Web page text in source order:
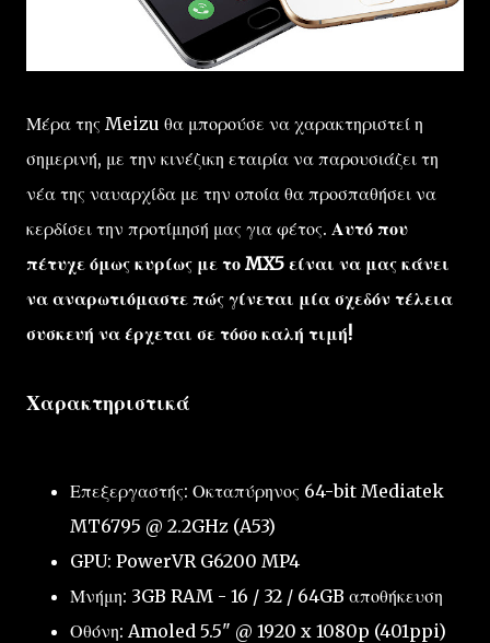
Μέρα της Meizu θα μπορούσε να χαρακτηριστεί η
σημερινή, με την κινέζικη εταιρία να παρουσιάζει τη
νέα της ναυαρχίδα με την οποία θα προσπαθήσει να
κερδίσει την προτίμησή μας για φέτος. Αυτό που
πέτυχε όμως κυρίως με το MX5 είναι να μας κάνει
να αναρωτιόμαστε πώς γίνεται μία σχεδόν τέλεια
συσκευή να έρχεται σε τόσο καλή τιμή!
Χαρακτηριστικά
Επεξεργαστής: Οκταπύρηνος 64-bit Mediatek
MT6795 @ 2.2GHz (A53)
GPU: PowerVR G6200 MP4
Μνήμη: 3GB RAM - 16 / 32 / 64GB αποθήκευση
Οθόνη: Amoled 5.5" @ 1920 x 1080p (401ppi)